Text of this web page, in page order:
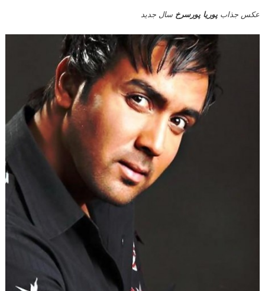
عکس جذاب پوریا پورسرخ سال جدید